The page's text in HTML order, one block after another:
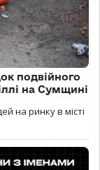
подвійного
на Сумщині
на ринку в місті